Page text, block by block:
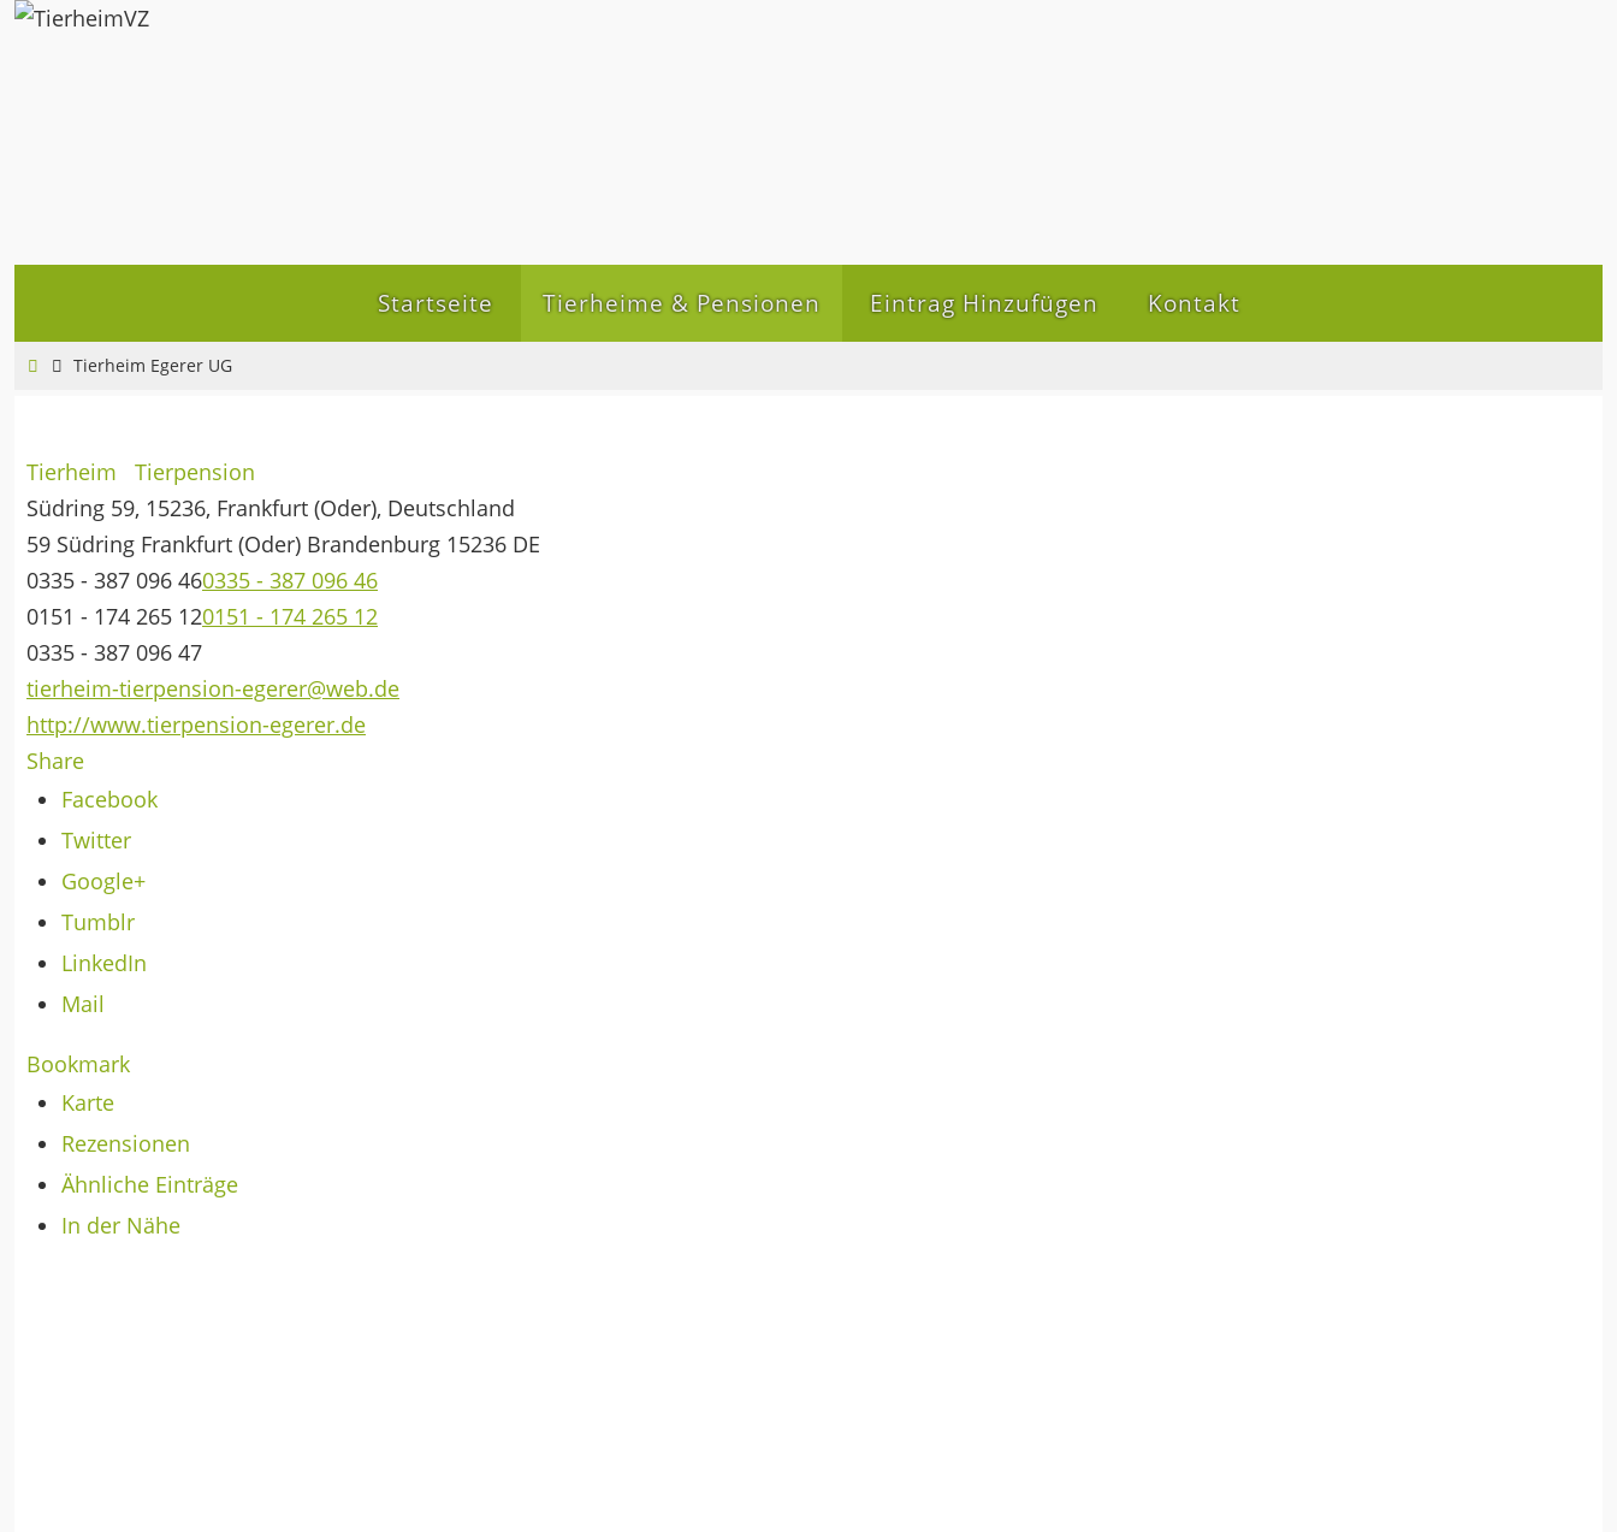
Zum
Startseite Tierheime & Pensionen Eintrag Hinzufügen Kontakt
HomeTierheim Egerer UG
Tierheim
Tierpension
Südring 59, 15236, Frankfurt (Oder), Deutschland
59 Südring Frankfurt (Oder) Brandenburg 15236 DE
0335 - 387 096 460335 - 387 096 46
0151 - 174 265 120151 - 174 265 12
0335 - 387 096 47
tierheim-tierpension-egerer@web.de
http://www.tierpension-egerer.de
Share
Facebook
Twitter
Google+
Tumblr
LinkedIn
Mail
Bookmark
Karte
Rezensionen
Ähnliche Einträge
In der Nähe